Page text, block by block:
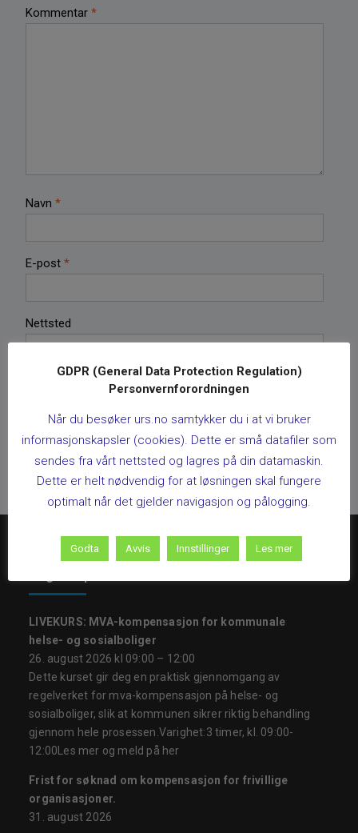
Kommentar *
Navn *
E-post *
Nettsted
LIVEKURS: MVA-kompensasjon for kommunale
helse- og sosialboliger
26. august 2026 kl 09:00 – 12:00
Dette kurset gir deg en praktisk gjennomgang av
regelverket for mva-kompensasjon på helse- og
sosialboliger, slik at kommunen sikrer riktig behandling
gjennom hele prosessen.Varighet:3 timer, kl. 09:00-
12:00Les mer og meld på her
Frist for søknad om kompensasjon for frivillige
organisasjoner.
31. august 2026
GDPR (General Data Protection Regulation)
Personvernforordningen
Når du besøker urs.no samtykker du i at vi bruker
informasjonskapsler (cookies). Dette er små datafiler som
sendes fra vårt nettsted og lagres på din datamaskin.
Dette er helt nødvendig for at løsningen skal fungere
optimalt når det gjelder navigasjon og pålogging.
Godta Avvis Innstillinger Les mer